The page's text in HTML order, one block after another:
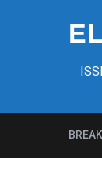
Milicias